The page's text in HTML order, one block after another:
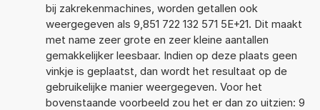
bij zakrekenmachines, worden getallen ook
weergegeven als 9,851 722 132 571 5E+21. Dit maakt
met name zeer grote en zeer kleine aantallen
gemakkelijker leesbaar. Indien op deze plaats geen
vinkje is geplaatst, dan wordt het resultaat op de
gebruikelijke manier weergegeven. Voor het
bovenstaande voorbeeld zou het er dan zo uitzien: 9